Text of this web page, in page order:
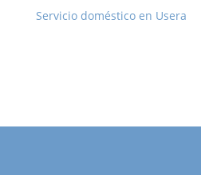
Servicio doméstico en Usera